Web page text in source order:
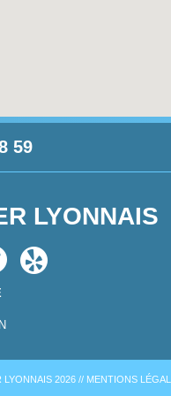
59
LYONNAIS
2026 // MENTIONS